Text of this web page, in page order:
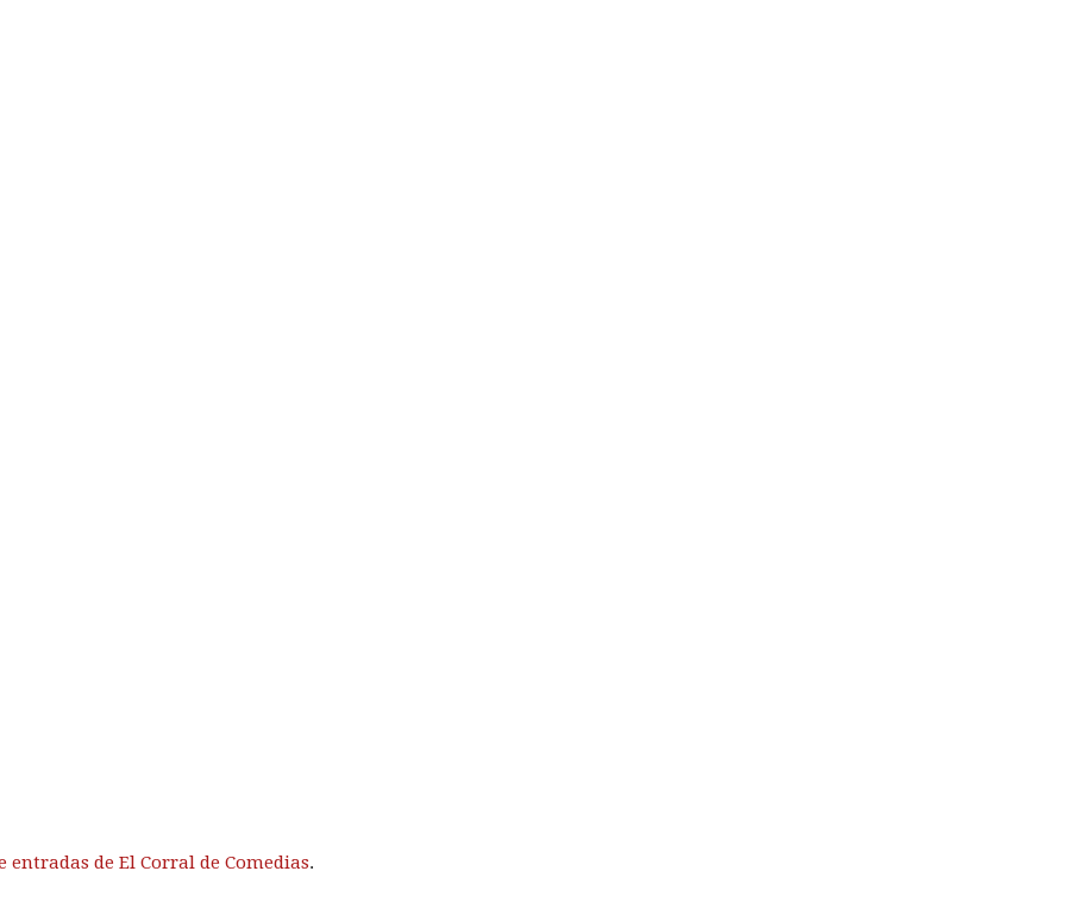
entradas de El Corral de Comedias.